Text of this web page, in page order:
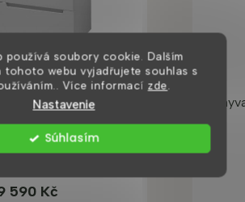
používá soubory cookie. Dalším
tohoto webu vyjadřujete souhlas s
Více informací zde.
Nastavenie
Súhlasím
koupelnová skříňka
z litého mramoru a s
košem
590 Kč